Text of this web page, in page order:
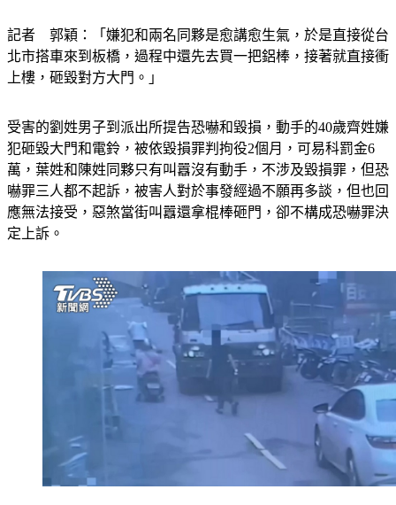
記者　郭穎：「嫌犯和兩名同夥是愈講愈生氣，於是直接從台
北市搭車來到板橋，過程中還先去買一把鋁棒，接著就直接衝
上樓，砸毀對方大門。」
受害的劉姓男子到派出所提告恐嚇和毀損，動手的40歲齊姓嫌
犯砸毀大門和電鈴，被依毀損罪判拘役2個月，可易科罰金6
萬，葉姓和陳姓同夥只有叫囂沒有動手，不涉及毀損罪，但恐
嚇罪三人都不起訴，被害人對於事發經過不願再多談，但也回
應無法接受，惡煞當街叫囂還拿棍棒砸門，卻不構成恐嚇罪決
定上訴。